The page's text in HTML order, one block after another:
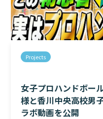
Projects
女子プロハンドボー
様と香川中央高校男
ラボ動画を公開